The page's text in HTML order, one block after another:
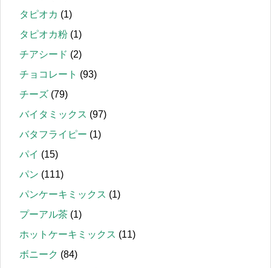
タピオカ (1)
タピオカ粉 (1)
チアシード (2)
チョコレート (93)
チーズ (79)
バイタミックス (97)
バタフライピー (1)
パイ (15)
パン (111)
パンケーキミックス (1)
プーアル茶 (1)
ホットケーキミックス (11)
ボニーク (84)